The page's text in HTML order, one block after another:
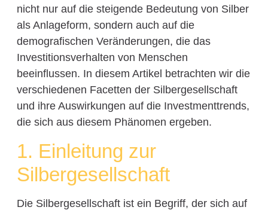
nicht nur auf die steigende Bedeutung von Silber
als Anlageform, sondern auch auf die
demografischen Veränderungen, die das
Investitionsverhalten von Menschen
beeinflussen. In diesem Artikel betrachten wir die
verschiedenen Facetten der Silbergesellschaft
und ihre Auswirkungen auf die Investmenttrends,
die sich aus diesem Phänomen ergeben.
1. Einleitung zur
Silbergesellschaft
Die Silbergesellschaft ist ein Begriff, der sich auf